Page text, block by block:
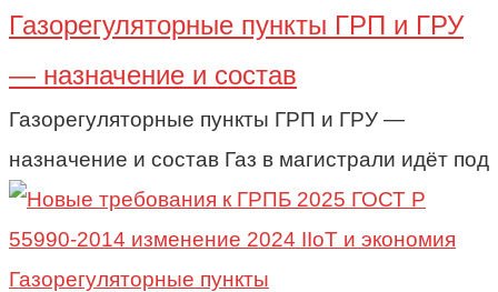
Газорегуляторные пункты ГРП и ГРУ
— назначение и состав
Газорегуляторные пункты ГРП и ГРУ —
назначение и состав Газ в магистрали идёт под
Газорегуляторные пункты